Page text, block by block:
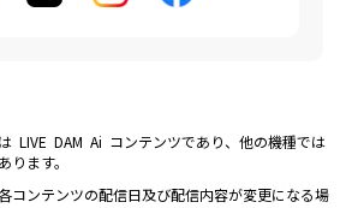
LIVE DAM Ai コンテンツであり、他の機種では
ります。
コンテンツの配信日及び配信内容が変更になる場